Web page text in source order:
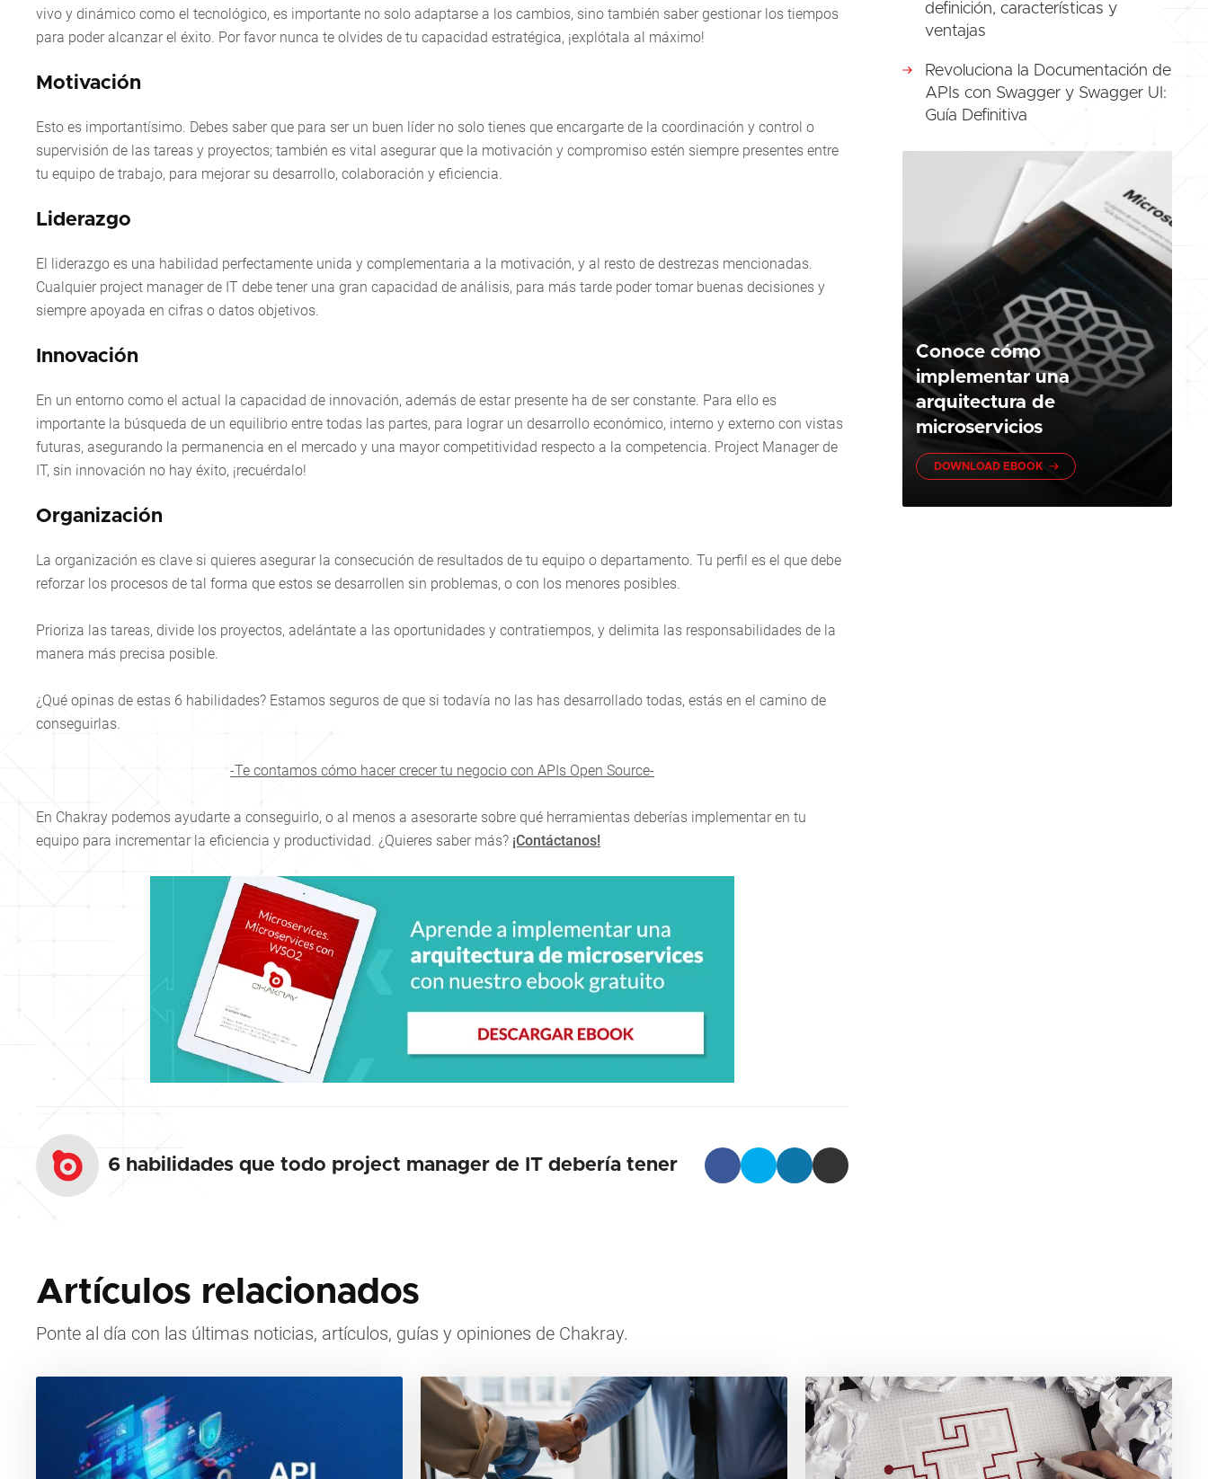
vivo y dinámico como el tecnológico, es importante no solo adaptarse a los cambios, sino también saber gestionar los tiempos
para poder alcanzar el éxito. Por favor nunca te olvides de tu capacidad estratégica, ¡explótala al máximo!
Motivación
Esto es importantísimo. Debes saber que para ser un buen líder no solo tienes que encargarte de la coordinación y control o
supervisión de las tareas y proyectos; también es vital asegurar que la motivación y compromiso estén siempre presentes entre
tu equipo de trabajo, para mejorar su desarrollo, colaboración y eficiencia.
Liderazgo
El liderazgo es una habilidad perfectamente unida y complementaria a la motivación, y al resto de destrezas mencionadas.
Cualquier project manager de IT debe tener una gran capacidad de análisis, para más tarde poder tomar buenas decisiones y
siempre apoyada en cifras o datos objetivos.
Innovación
En un entorno como el actual la capacidad de innovación, además de estar presente ha de ser constante. Para ello es
importante la búsqueda de un equilibrio entre todas las partes, para lograr un desarrollo económico, interno y externo con vistas
futuras, asegurando la permanencia en el mercado y una mayor competitividad respecto a la competencia. Project Manager de
IT, sin innovación no hay éxito, ¡recuérdalo!
Organización
La organización es clave si quieres asegurar la consecución de resultados de tu equipo o departamento. Tu perfil es el que debe
reforzar los procesos de tal forma que estos se desarrollen sin problemas, o con los menores posibles.
Prioriza las tareas, divide los proyectos, adelántate a las oportunidades y contratiempos, y delimita las responsabilidades de la
manera más precisa posible.
¿Qué opinas de estas 6 habilidades? Estamos seguros de que si todavía no las has desarrollado todas, estás en el camino de
conseguirlas.
-Te contamos cómo hacer crecer tu negocio con APIs Open Source-
En Chakray podemos ayudarte a conseguirlo, o al menos a asesorarte sobre qué herramientas deberías implementar en tu
equipo para incrementar la eficiencia y productividad. ¿Quieres saber más? ¡Contáctanos!
6 habilidades que todo project manager de IT debería tener
definición, características y
ventajas
Revoluciona la Documentación de
APIs con Swagger y Swagger UI:
Guía Definitiva
Conoce cómo
implementar una
arquitectura de
microservicios
DOWNLOAD EBOOK
Artículos relacionados
Ponte al día con las últimas noticias, artículos, guías y opiniones de Chakray.